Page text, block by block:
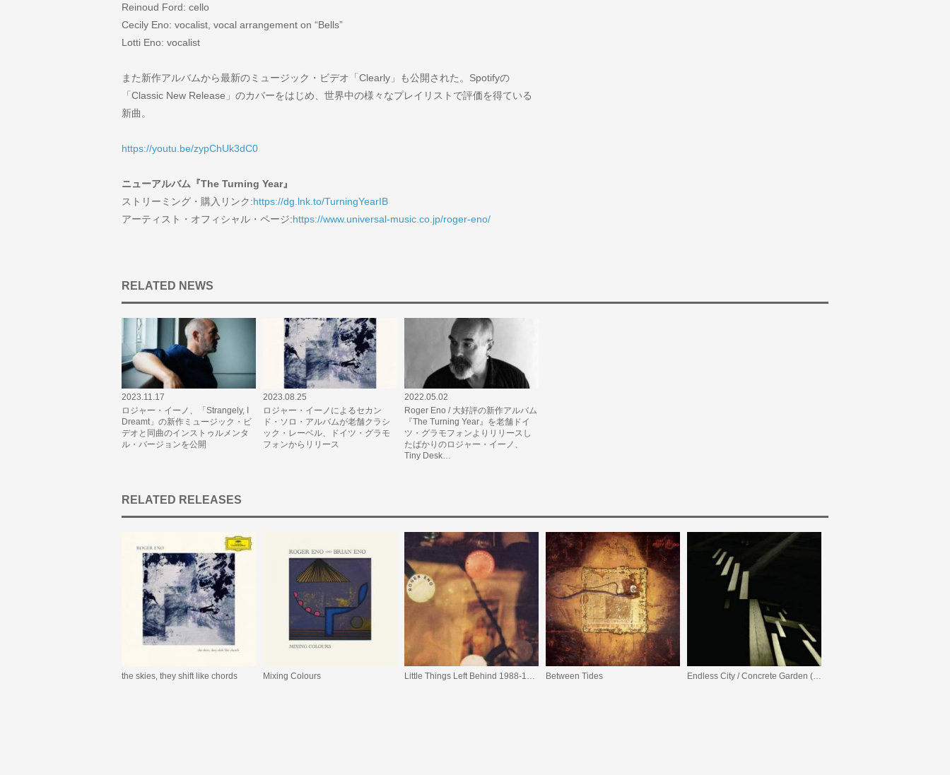
Reinoud Ford: cello
Cecily Eno: vocalist, vocal arrangement on “Bells”
Lotti Eno: vocalist
また新作アルバムから最新のミュージック・ビデオ「Clearly」も公開された。Spotifyの
「Classic New Release」のカバーをはじめ、世界中の様々なプレイリストで評価を得ている
新曲。
https://youtu.be/zypChUk3dC0
ニューアルバム『The Turning Year』
ストリーミング・購入リンク:https://dg.lnk.to/TurningYearIB
アーティスト・オフィシャル・ページ:https://www.universal-music.co.jp/roger-eno/
RELATED NEWS
2023.11.17
ロジャー・イーノ、「Strangely, I
Dreamt」の新作ミュージック・ビ
デオと同曲のインストゥルメンタ
ル・バージョンを公開
2023.08.25
ロジャー・イーノによるセカン
ド・ソロ・アルバムが老舗クラシ
ック・レーベル、ドイツ・グラモ
フォンからリリース
2022.05.02
Roger Eno / 大好評の新作アルバム
『The Turning Year』を老舗ドイ
ツ・グラモフォンよりリリースし
たばかりのロジャー・イーノ、
Tiny Desk…
RELATED RELEASES
the skies, they shift like chords Mixing Colours Between Tides